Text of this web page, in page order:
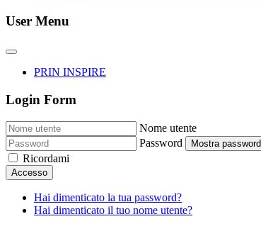
User Menu
PRIN INSPIRE
Login Form
Nome utente
Password
Mostra password
Ricordami
Accesso
Hai dimenticato la tua password?
Hai dimenticato il tuo nome utente?